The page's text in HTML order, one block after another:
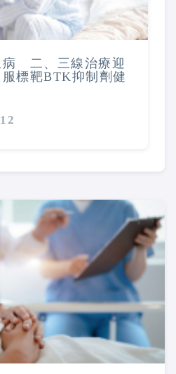
病 二、三線治療迎
標靶BTK抑制劑健